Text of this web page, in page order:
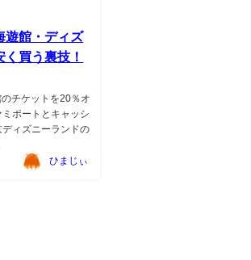
遊館・ディズ
買う裏技！
チケットを20％オ
ポートとキャッシ
ディズニーランドの
ひまじぃ